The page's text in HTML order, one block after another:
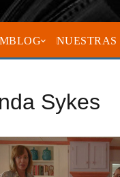
NUESTRAS
Sykes